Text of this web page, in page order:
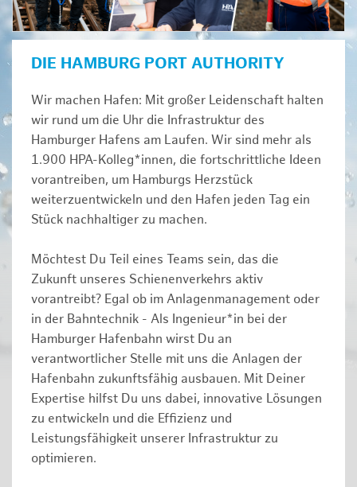
DIE HAMBURG PORT AUTHORITY
Wir machen Hafen: Mit großer Leidenschaft halten
wir rund um die Uhr die Infrastruktur des
Hamburger Hafens am Laufen. Wir sind mehr als
1.900 HPA-Kolleg*innen, die fortschrittliche Ideen
vorantreiben, um Hamburgs Herzstück
weiterzuentwickeln und den Hafen jeden Tag ein
Stück nachhaltiger zu machen.
Möchtest Du Teil eines Teams sein, das die
Zukunft unseres Schienenverkehrs aktiv
vorantreibt? Egal ob im Anlagenmanagement oder
in der Bahntechnik - Als Ingenieur*in bei der
Hamburger Hafenbahn wirst Du an
verantwortlicher Stelle mit uns die Anlagen der
Hafenbahn zukunftsfähig ausbauen. Mit Deiner
Expertise hilfst Du uns dabei, innovative Lösungen
zu entwickeln und die Effizienz und
Leistungsfähigkeit unserer Infrastruktur zu
optimieren.